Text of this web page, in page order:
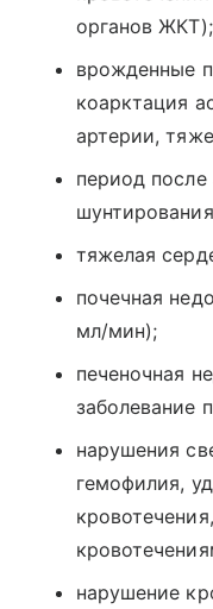
органов ЖКТ);
врожденные
коарктация
артерии,
период после
тяжелая
почечная
мл/мин);
печеночная
заболевание
нарушения
гемофилия,
нарушение